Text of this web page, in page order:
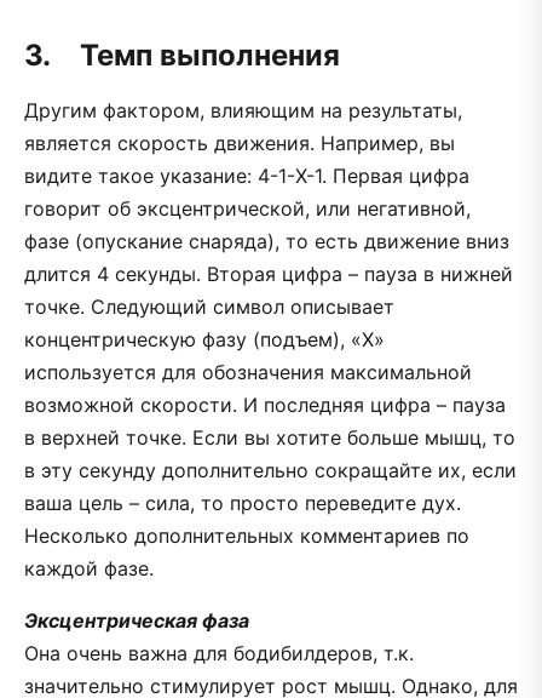
3. Темп выполнения
Другим фактором, влияющим на результаты,
является скорость движения. Например, вы
видите такое указание: 4-1-X-1. Первая цифра
говорит об эксцентрической, или негативной,
фазе (опускание снаряда), то есть движение вниз
длится 4 секунды. Вторая цифра – пауза в нижней
точке. Следующий символ описывает
концентрическую фазу (подъем), «X»
используется для обозначения максимальной
возможной скорости. И последняя цифра – пауза
в верхней точке. Если вы хотите больше мышц, то
в эту секунду дополнительно сокращайте их, если
ваша цель – сила, то просто переведите дух.
Несколько дополнительных комментариев по
каждой фазе.
Эксцентрическая фаза
Она очень важна для бодибилдеров, т.к.
значительно стимулирует рост мышц. Однако, для